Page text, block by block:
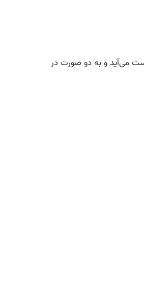
می‌آید و به دو صورت در